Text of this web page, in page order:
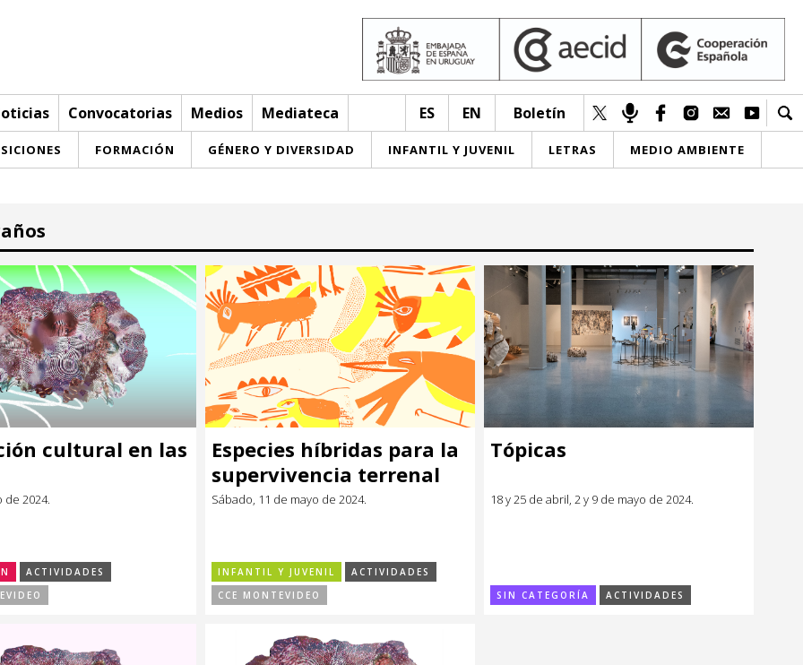
Convocatorias Medios Mediateca ES EN Boletín
FORMACIÓN GÉNERO Y DIVERSIDAD INFANTIL Y JUVENIL LETRAS MEDIO AMBIENTE
cultural en las
de 2024.
ACTIVIDADES
Especies híbridas para la
supervivencia terrenal
Sábado, 11 de mayo de 2024.
INFANTIL Y JUVENIL
ACTIVIDADES
CCE MONTEVIDEO
Tópicas
18 y 25 de abril, 2 y 9 de mayo de 2024.
SIN CATEGORÍA ACTIVIDADES